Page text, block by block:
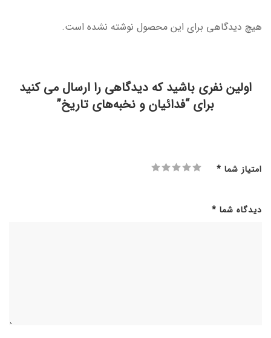
هیچ دیدگاهی برای این محصول نوشته نشده است.
اولین نفری باشید که دیدگاهی را ارسال می کنید
برای “فدائیان و نخبه‌های تاریخ”
امتیاز شما *
دیدگاه شما *